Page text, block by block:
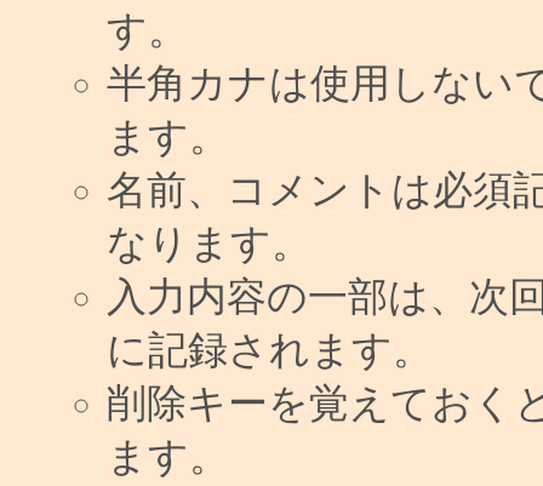
す。
半角カナは使用しない
ます。
名前、コメントは必須
なります。
入力内容の一部は、次
に記録されます。
削除キーを覚えておく
ます。